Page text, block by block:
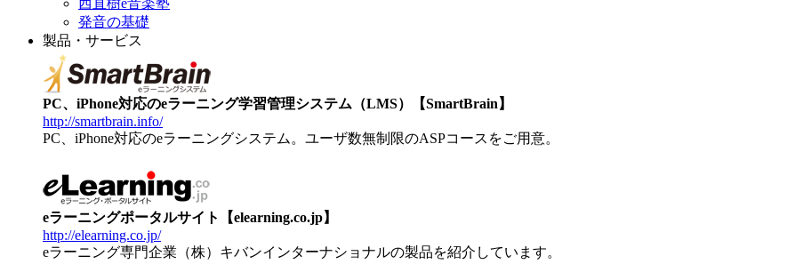
発音の基礎
製品・サービス
PC、iPhone対応のeラーニング学習管理システム（LMS）【SmartBrain】
http://smartbrain.info/
PC、iPhone対応のeラーニングシステム。ユーザ数無制限のASPコースをご用意。
eラーニングポータルサイト【elearning.co.jp】
http://elearning.co.jp/
eラーニング専門企業（株）キバンインターナショナルの製品を紹介しています。